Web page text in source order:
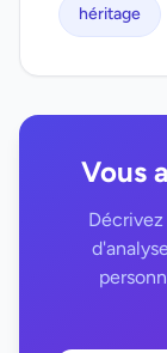
héritage
Vous